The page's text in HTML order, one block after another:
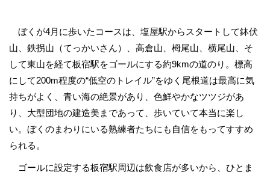
ぼくが4月に歩いたコースは、塩屋駅からスタートして鉢伏
山、鉄拐山（てっかいさん）、高倉山、栂尾山、横尾山、そ
して東山を経て板宿駅をゴールにする約9kmの道のり。標高
にして200m程度の“低空のトレイル”をゆく尾根道は最高に気
持ちがよく、青い海の絶景があり、色鮮やかなツツジがあ
り、大型団地の建造美まであって、歩いていて本当に楽し
い。ぼくのまわりにいる熟練者たちにも自信をもってすすめ
られる。
ゴールに設定する板宿駅周辺は飲食店が多いから、ひとま